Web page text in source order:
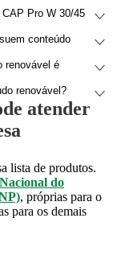
Pro W 30/45
conteúdo
renovável é
renovável?
atender
lista de produtos.
do
, próprias para o
para os demais